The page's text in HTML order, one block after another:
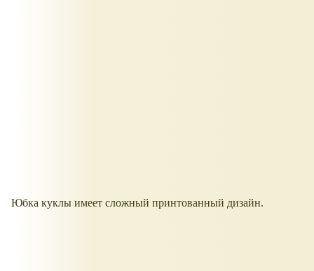
Юбка куклы имеет сложный принтованный дизайн.